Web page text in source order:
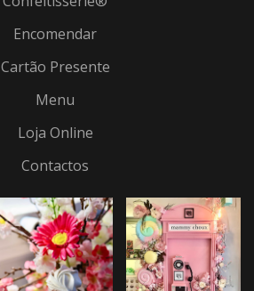
Encomendar
Cartão Presente
Menu
Loja Online
Contactos